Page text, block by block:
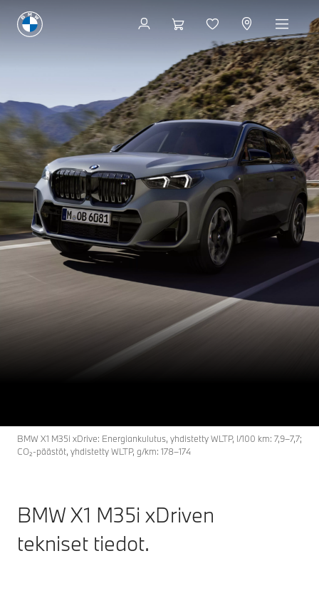
THE
X1
BMW X1 M35i xDrive.
BMW X1 M35i xDrive: Energiankulutus, yhdistetty WLTP, l/100 km: 7,9–7,7;
CO₂-päästöt, yhdistetty WLTP, g/km: 178–174
BMW X1 M35i xDriven
tekniset tiedot.